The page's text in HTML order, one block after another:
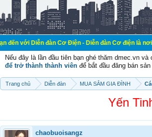
Diễn đàn Cơ Điện - Diễn đàn Cơ điện là nơi chia
Nếu đây là lần đầu tiên bạn ghé thăm dmec.vn
để trở thành thành viên để bắt đầu đăng bán
Trang chủ Diễn đàn MUA SẮM GIA ĐÌNH
Yến
chaobuoisangz